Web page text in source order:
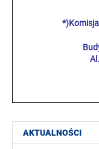
AKTUALNOŚCI